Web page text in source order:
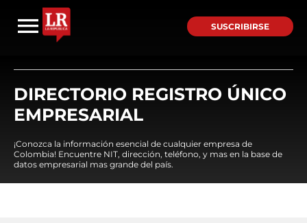
SUSCRIBIRSE
DIRECTORIO REGISTRO ÚNICO
EMPRESARIAL
¡Conozca la información esencial de cualquier empresa de
Colombia! Encuentre NIT, dirección, teléfono, y mas en la base de
datos empresarial mas grande del país.